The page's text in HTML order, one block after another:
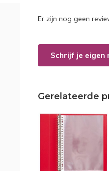
Er zijn nog geen
Schrijf je eigen
Gerelateerde